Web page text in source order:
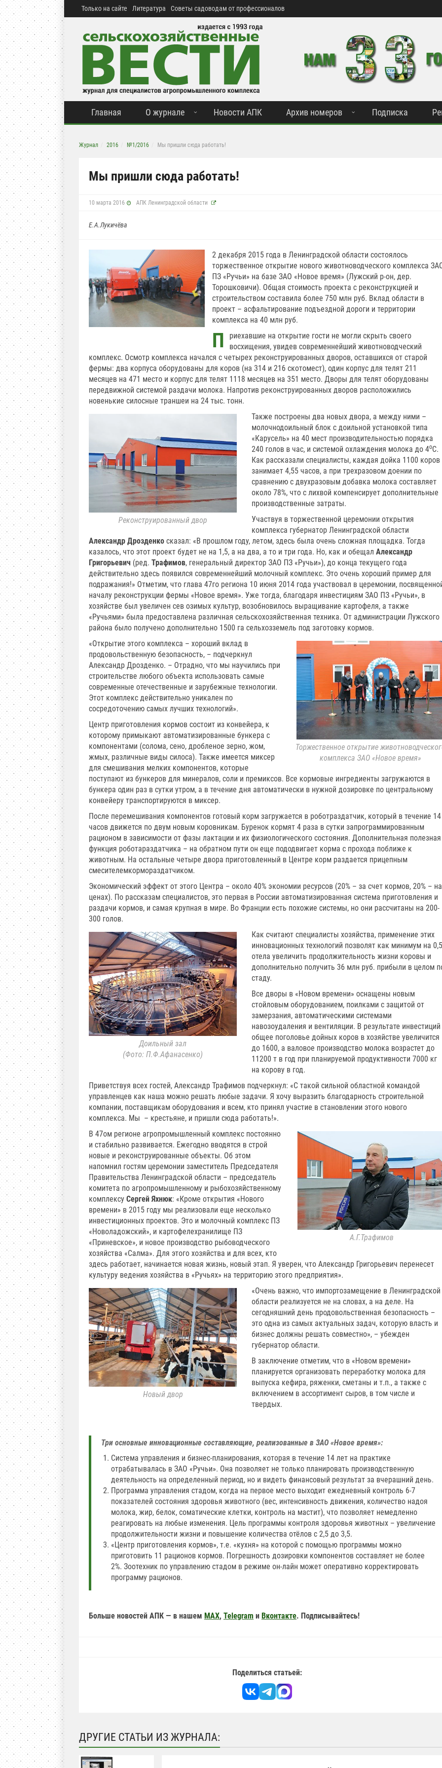
Только на сайте Литература Советы садоводам от профессионалов
Главная О журнале Новости АПК Архив номеров Подписка
Журнал 2016 №1/2016 Мы пришли сюда работать!
Мы пришли сюда работать!
10 марта 2016 АПК Ленинградской области
Е.А.Лукичёва
2 декабря 2015 года в Ленинградской области состоялось
торжественное открытие нового животноводческого комплекса
ПЗ «Ручьи» на базе ЗАО «Новое время» (Лужский р-он, дер.
Торошковичи). Общая стоимость проекта с реконструкцией и
строительством составила более 750 млн руб. Вклад области в
проект – асфальтирование подъездной дороги и территории
комплекса на 40 млн руб.
П
риехавшие на открытие гости не могли скрыть своего
восхищения, увидев современнейший животноводческий
комплекс. Осмотр комплекса начался с четырех реконструированных дворов, оставшихся от старой
фермы: два корпуса оборудованы для коров (на 314 и 216 скотомест), один корпус для телят 2­11
месяцев на 471 место и корпус для телят 11­18 месяцев на 351 место. Дворы для телят оборудованы
передвижной системой раздачи молока. Напротив реконструированных дворов расположились
новенькие силосные траншеи на 24 тыс. тонн.
Реконструированный двор
Также построены два новых двора, а между ними –
молочно­доильный блок с доильной установкой типа
«Карусель» на 40 мест производительностью порядка
240 голов в час, и системой охлаждения молока до 4оС.
Как рассказали специалисты, каждая дойка 1100 коров
занимает 4,5­5 часов, а при трехразовом доении по
сравнению с двухразовым добавка молока составляет
около 7­8%, что с лихвой компенсирует дополнительные
производственные затраты.
Участвуя в торжественной церемонии открытия
комплекса губернатор Ленинградской области
Александр Дрозденко сказал: «В прошлом году, летом, здесь была очень сложная площадка. Тогда
казалось, что этот проект будет не на 1,5, а на два, а то и три года. Но, как и обещал Александр
Григорьевич (ред. Трафимов, генеральный директор ЗАО ПЗ «Ручьи»), до конца текущего года
действительно здесь появился современнейший молочный комплекс. Это очень хороший пример для
подражания!» Отметим, что глава 47­го региона 10 июня 2014 года участвовал в церемонии,
началу реконструкции фермы «Новое время». Уже тогда, благодаря инвестициям ЗАО ПЗ «Ручьи», в
хозяйстве был увеличен сев озимых культур, возобновилось выращивание картофеля, а также
«Ручьями» была предоставлена различная сельскохозяйственная техника. От администрации Лужского
района было получено дополнительно 1500 га сельхозземель под заготовку кормов.
Торжественное открытие
комплекса ЗАО «Новое время»
«Открытие этого комплекса – хороший вклад в
продовольственную безопасность, – подчеркнул
Александр Дрозденко. – Отрадно, что мы научились при
строительстве любого объекта использовать самые
современные отечественные и зарубежные технологии.
Этот комплекс действительно уникален по
сосредоточению самых лучших технологий».
Центр приготовления кормов состоит из конвейера, к
которому примыкают автоматизированные бункера с
компонентами (солома, сено, дробленое зерно, жом,
жмых, различные виды силоса). Также имеется миксер
для смешивания мелких компонентов, которые
поступают из бункеров для минералов, соли и премиксов. Все кормовые ингредиенты загружаются в
бункера один раз в сутки утром, а в течение дня автоматически в нужной дозировке по центральному
конвейеру транспортируются в миксер.
После перемешивания компонентов готовый корм загружается в робот­раздатчик, который в течение 14
часов движется по двум новым коровникам. Буренок кормят 4 раза в сутки запрограммированным
рационом в зависимости от фазы лактации и их физиологического состояния. Дополнительная полезная
функция робота­раздатчика – на обратном пути он еще пододвигает корма с прохода поближе к
животным. На остальные четыре двора приготовленный в Центре корм раздается прицепным
смесителем­кормораздатчиком.
Экономический эффект от этого Центра – около 40% экономии ресурсов (20% – за счет кормов, 20% – на
ценах). По рассказам специалистов, это первая в России автоматизированная система приготовления и
раздачи кормов, и самая крупная в мире. Во Франции есть похожие системы, но они рассчитаны на 200­
300 голов.
Доильный зал
(Фото: П.Ф.Афанасенко)
Как считают специалисты хозяйства, применение этих
инновационных технологий позволят как минимум на 0,5
отела увеличить продолжительность жизни коровы и
дополнительно получить 36 млн руб. прибыли в целом
стаду.
Все дворы в «Новом времени» оснащены новым
стойловым оборудованием, поилками с защитой от
замерзания, автоматическими системами
навозоудаления и вентиляции. В результате инвестиций
общее поголовье дойных коров в хозяйстве увеличится
до 1600, а валовое производство молока возрастет до
11200 т в год при планируемой продуктивности 7000 кг
на корову в год.
Приветствуя всех гостей, Александр Трафимов подчеркнул: «С такой сильной областной командой
управленцев как наша можно решать любые задачи. Я хочу выразить благодарность строительной
компании, поставщикам оборудования и всем, кто принял участие в становлении этого нового
комплекса. Мы – крестьяне, и пришли сюда работать!».
А.Г.Трафимов
В 47­ом регионе агропромышленный комплекс постоянно
и стабильно развивается. Ежегодно вводятся в строй
новые и реконструированные объекты. Об этом
напомнил гостям церемонии заместитель Председателя
Правительства Ленинградской области – председатель
комитета по агропромышленному и рыбохозяйственному
комплексу Сергей Яхнюк: «Кроме открытия «Нового
времени» в 2015 году мы реализовали еще несколько
инвестиционных проектов. Это и молочный комплекс ПЗ
«Новоладожский», и картофелехранилище ПЗ
«Приневское», и новое производство рыбоводческого
хозяйства «Салма». Для этого хозяйства и для всех, кто
здесь работает, начинается новая жизнь, новый этап. Я уверен, что Александр Григорьевич перенесет
культуру ведения хозяйства в «Ручьях» на территорию этого предприятия».
Новый двор
«Очень важно, что импортозамещение в Ленинградской
области реализуется не на словах, а на деле. На
сегодняшний день продовольственная безопасность –
это одна из самых актуальных задач, которую власть и
бизнес должны решать совместно», – убежден
губернатор области.
В заключение отметим, что в «Новом времени»
планируется организовать переработку молока для
выпуска кефира, ряженки, сметаны и т.п., а также с
включением в ассортимент сыров, в том числе и
твердых.
Три основные инновационные составляющие, реализованные в ЗАО «Новое время»:
Система управления и бизнес-планирования, которая в течение 14 лет на практике
отрабатывалась в ЗАО «Ручьи». Она позволяет не только планировать производственную
деятельность на определенный период, но и видеть финансовый результат за вчерашний день.
Программа управления стадом, когда на первое место выходит ежедневный контроль 6-7
показателей состояния здоровья животного (вес, интенсивность движения, количество надоя
молока, жир, белок, соматические клетки, контроль на мастит), что позволяет немедленно
реагировать на любые изменения. Цель программы контроля здоровья животных – увеличение
продолжительности жизни и повышение количества отёлов с 2,5 до 3,5.
«Центр приготовления кормов», т.е. «кухня» на которой с помощью программы можно
приготовить 11 рационов кормов. Погрешность дозировки компонентов составляет не более
2%. Зоотехник по управлению стадом в режиме он-лайн может оперативно корректировать
программу рационов.
Больше новостей АПК — в нашем MAX, Telegram и Вконтакте. Подписывайтесь!
Поделиться статьей:
ДРУГИЕ СТАТЬИ ИЗ ЖУРНАЛА: